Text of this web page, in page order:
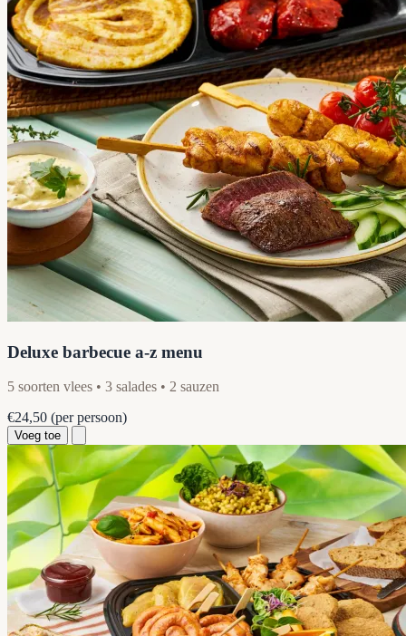
Deluxe barbecue a-z menu
5 soorten vlees • 3 salades • 2 sauzen
€24,50 (per persoon)
Voeg toe